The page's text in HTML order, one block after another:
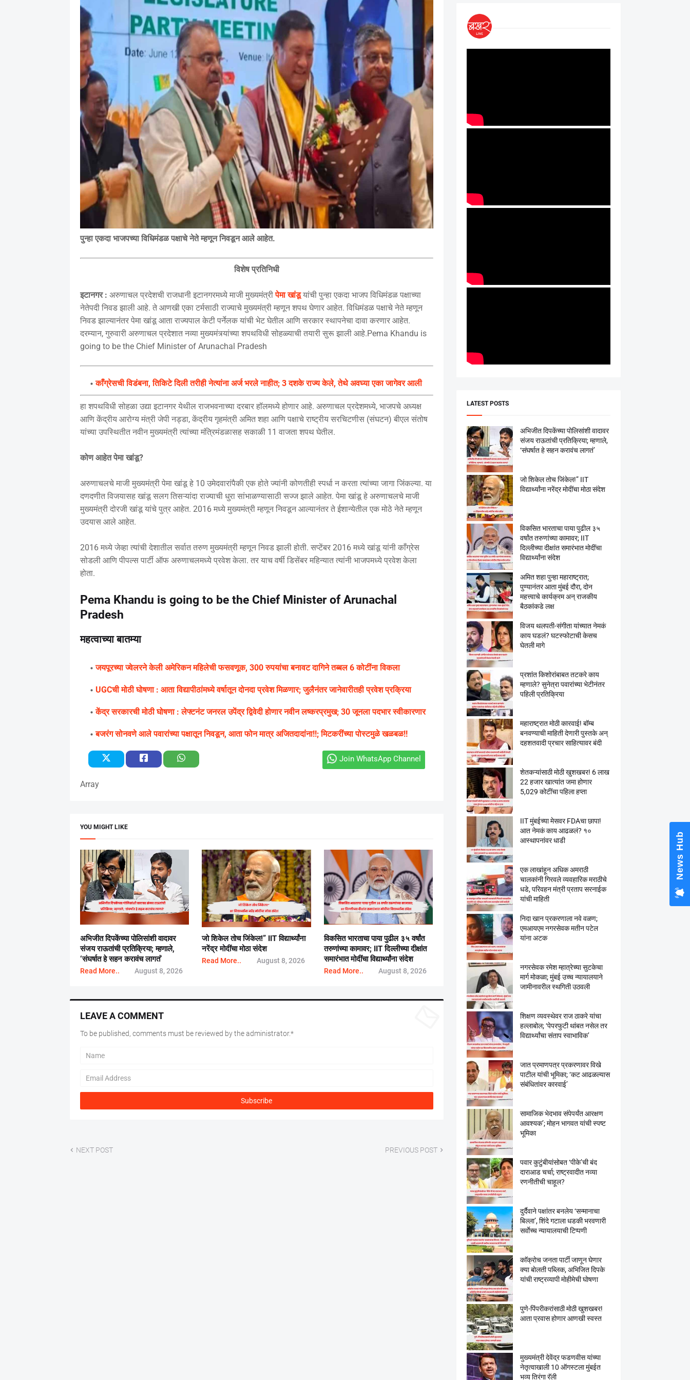
पुन्हा एकदा भाजपच्या विधिमंडळ पक्षाचे नेते म्हणून निवडून आले आहेत.
विशेष प्रतिनिधी
इटानगर : अरुणाचल प्रदेशची राजधानी इटानगरमध्ये माजी मुख्यमंत्रीपेमा खांडूयांची पुन्हा एकदा भाजप विधिमंडळ पक्षाच्या
नेतेपदी निवड झाली आहे. ते आणखी एका टर्मसाठी राज्याचे मुख्यमंत्री म्हणून शपथ घेणार आहेत. विधिमंडळ पक्षाचे नेते म्हणून
निवड झाल्यानंतर पेमा खांडू आता राज्यपाल केटी पर्नेलक यांची भेट घेतील आणि सरकार स्थापनेचा दावा करणार आहेत.
दरम्यान, गुरुवारी अरुणाचल प्रदेशात नव्या मुख्यमंत्र्यांच्या शपथविधी सोहळ्याची तयारी सुरू झाली आहे.Pema Khandu is
going to be the Chief Minister of Arunachal Pradesh
काँग्रेसची विडंबना, तिकिटे दिली तरीही नेत्यांना अर्ज भरले नाहीत; 3 दशके राज्य केले, तेथे अवघ्या एका जागेवर आली
हा शपथविधी सोहळा उद्या इटानगर येथील राजभवनाच्या दरबार हॉलमध्ये होणार आहे. अरुणाचल प्रदेशमध्ये, भाजपचे अध्यक्ष
आणि केंद्रीय आरोग्य मंत्री जेपी नड्डा, केंद्रीय गृहमंत्री अमित शहा आणि पक्षाचे राष्ट्रीय सरचिटणीस (संघटन) बीएल संतोष
यांच्या उपस्थितीत नवीन मुख्यमंत्री त्यांच्या मंत्रिमंडळासह सकाळी 11 वाजता शपथ घेतील.
कोण आहेत पेमा खांडू?
अरुणाचलचे माजी मुख्यमंत्री पेमा खांडू हे 10 उमेदवारांपैकी एक होते ज्यांनी कोणतीही स्पर्धा न करता त्यांच्या जागा जिंकल्या. या
दणदणीत विजयासह खांडू सलग तिसऱ्यांदा राज्याची धुरा सांभाळण्यासाठी सज्ज झाले आहेत. पेमा खांडू हे अरुणाचलचे माजी
मुख्यमंत्री दोरजी खांडू यांचे पुत्र आहेत. 2016 मध्ये मुख्यमंत्री म्हणून निवडून आल्यानंतर ते ईशान्येतील एक मोठे नेते म्हणून
उदयास आले आहेत.
2016 मध्ये जेव्हा त्यांची देशातील सर्वात तरुण मुख्यमंत्री म्हणून निवड झाली होती. सप्टेंबर 2016 मध्ये खांडू यांनी काँग्रेस
सोडली आणि पीपल्स पार्टी ऑफ अरुणाचलमध्ये प्रवेश केला. तर याच वर्षी डिसेंबर महिन्यात त्यांनी भाजपमध्ये प्रवेश केला
होता.
Pema Khandu is going to be the Chief Minister of Arunachal
Pradesh
महत्वाच्या बातम्या
जयपूरच्या ज्वेलरने केली अमेरिकन महिलेची फसवणूक, 300 रुपयांचा बनावट दागिने तब्बल 6 कोटींना विकला
UGCची मोठी घोषणा : आता विद्यापीठांमध्ये वर्षातून दोनदा प्रवेश मिळणार; जुलैनंतर जानेवारीतही प्रवेश प्रक्रिया
केंद्र सरकारची मोठी घोषणा : लेफ्टनंट जनरल उपेंद्र द्विवेदी होणार नवीन लष्करप्रमुख; 30 जूनला पदभार स्वीकारणार
बजरंग सोनवणे आले पवारांच्या पक्षातून निवडून, आता फोन मात्र अजितदादांना!!; मिटकरींच्या पोस्टमुळे खळबळ!!
Join WhatsApp Channel
Array
YOU MIGHT LIKE
अभिजीत दिपकेंच्या पोलिसांशी वादावर
संजय राऊतांची प्रतिक्रिया; म्हणाले,
‘संघर्षात हे सहन करावंच लागतं’
Read More.. August 8, 2026
जो शिकेल तोच जिंकेल!” IIT विद्यार्थ्यांना
नरेंद्र मोदींचा मोठा संदेश
Read More.. August 8, 2026
विकसित भारताचा पाया पुढील ३५ वर्षांत
तरुणांच्या कामावर; IIT दिल्लीच्या दीक्षांत
समारंभात मोदींचा विद्यार्थ्यांना संदेश
Read More.. August 8, 2026
LEAVE A COMMENT
To be published, comments must be reviewed by the administrator.*
NEXT POST PREVIOUS POST
LATEST POSTS
अभिजीत दिपकेंच्या पोलिसांशी वादावर
संजय राऊतांची प्रतिक्रिया; म्हणाले,
‘संघर्षात हे सहन करावंच लागतं’
जो शिकेल तोच जिंकेल!” IIT
विद्यार्थ्यांना नरेंद्र मोदींचा मोठा संदेश
विकसित भारताचा पाया पुढील ३५
वर्षांत तरुणांच्या कामावर; IIT
दिल्लीच्या दीक्षांत समारंभात मोदींचा
विद्यार्थ्यांना संदेश
अमित शहा पुन्हा महाराष्ट्रात;
पुण्यानंतर आता मुंबई दौरा, दोन
महत्त्वाचे कार्यक्रम अन् राजकीय
बैठकांकडे लक्ष
विजय थलपती-संगीता यांच्यात नेमकं
काय घडलं? घटस्फोटाची केसच
घेतली मागे
प्रशांत किशोरांबाबत तटकरे काय
म्हणाले? सुनेत्रा पवारांच्या भेटीनंतर
पहिली प्रतिक्रिया
महाराष्ट्रात मोठी कारवाई! बॉम्ब
बनवण्याची माहिती देणारी पुस्तके अन्
दहशतवादी प्रचार साहित्यावर बंदी
शेतकऱ्यांसाठी मोठी खुशखबर! 6 लाख
22 हजार खात्यांत जमा होणार
5,029 कोटींचा पहिला हप्ता
IIT मुंबईच्या मेसवर FDAचा छापा!
आत नेमकं काय आढळलं? १०
आस्थापनांवर धाडी
एक लाखांहून अधिक अमराठी
चालकांनी गिरवले व्यवहारिक मराठीचे
धडे, परिवहन मंत्री प्रताप सरनाईक
यांची माहिती
निदा खान प्रकरणाला नवे वळण;
एमआयएम नगरसेवक मतीन पटेल
यांना अटक
नगरसेवक रमेश म्हात्रेच्या सुटकेचा
मार्ग मोकळा; मुंबई उच्च न्यायालयाने
जामीनावरील स्थगिती उठवली
शिक्षण व्यवस्थेवर राज ठाकरे यांचा
हल्लाबोल; ‘पेपरफुटी थांबत नसेल तर
विद्यार्थ्यांचा संताप स्वाभाविक’
जात प्रमाणपत्र प्रकरणावर विखे
पाटील यांची भूमिका; ‘कट आढळल्यास
संबंधितांवर कारवाई’
सामाजिक भेदभाव संपेपर्यंत आरक्षण
आवश्यक’; मोहन भागवत यांची स्पष्ट
भूमिका
पवार कुटुंबीयांसोबत ‘पीके’ची बंद
दाराआड चर्चा; राष्ट्रवादीत नव्या
रणनीतीची चाहूल?
दुर्दैवाने पक्षांतर बनलेय ‘सन्मानाचा
बिल्ला’, शिंदे गटाला धडकी भरवणारी
सर्वाेच्च न्यायालयाची टिप्पणी
काॅक्राेच जनता पार्टी जाणून घेणार
क्या बाेलती पब्लिक, अभिजित दिपके
यांची राष्ट्रव्यापी माेहीमेची घाेषणा
पुणे-पिंपरीकरांसाठी मोठी खुशखबर!
आता प्रवास होणार आणखी स्वस्त
मुख्यमंत्री देवेंद्र फडणवीस यांच्या
नेतृत्वाखाली 10 ऑगस्टला मुंबईत
भव्य तिरंगा रॅली